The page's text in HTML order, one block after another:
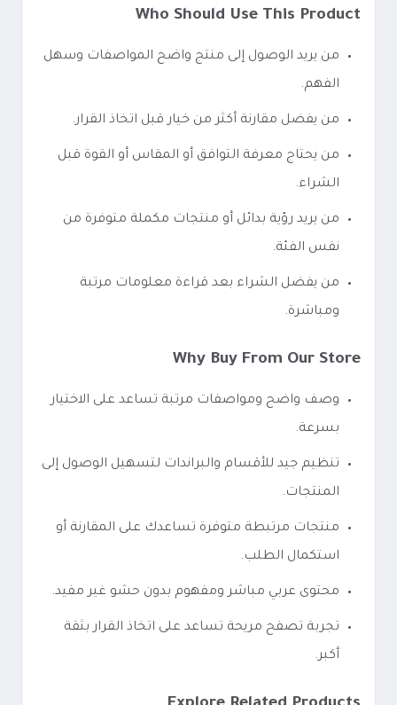
Who Should Use This Product
من يريد الوصول إلى منتج واضح المواصفات وسهل
الفهم.
من يفضل مقارنة أكثر من خيار قبل اتخاذ القرار.
من يحتاج معرفة التوافق أو المقاس أو القوة قبل
الشراء.
من يريد رؤية بدائل أو منتجات مكملة متوفرة من
نفس الفئة.
من يفضل الشراء بعد قراءة معلومات مرتبة
ومباشرة.
Why Buy From Our Store
وصف واضح ومواصفات مرتبة تساعد على الاختيار
بسرعة.
تنظيم جيد للأقسام والبراندات لتسهيل الوصول إلى
المنتجات.
منتجات مرتبطة متوفرة تساعدك على المقارنة أو
استكمال الطلب.
محتوى عربي مباشر ومفهوم بدون حشو غير مفيد.
تجربة تصفح مريحة تساعد على اتخاذ القرار بثقة
أكبر.